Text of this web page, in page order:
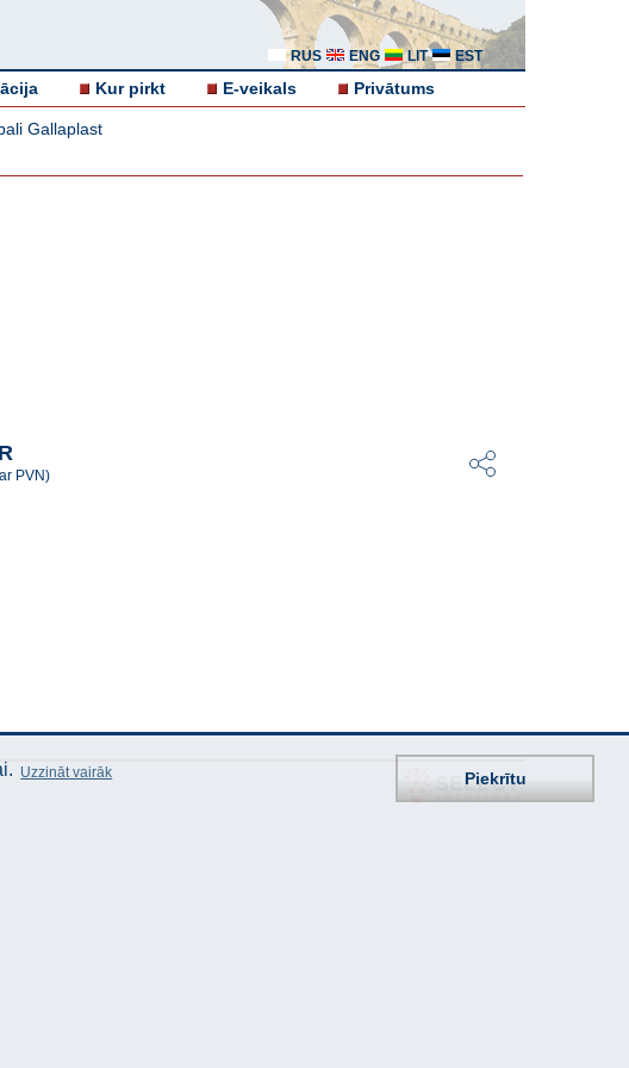
RUS ENG LIT EST
Kur pirkt E-veikals Privātums
Gallaplast
PVN)
Uzzināt vairāk Piekrītu